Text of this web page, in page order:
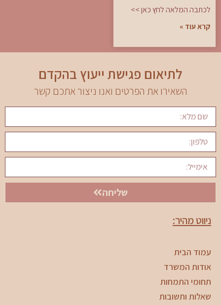
לכתבה המלאה לחץ כאן >>
קרא עוד »
לתיאום פגישת ייעוץ בהקדם
השאירו את הפרטים ואנו ניצור אתכם קשר
שליחה
ניווט מהיר:
עמוד הבית
אודות המשרד
תחומי התמחות
שאלות ותשובות